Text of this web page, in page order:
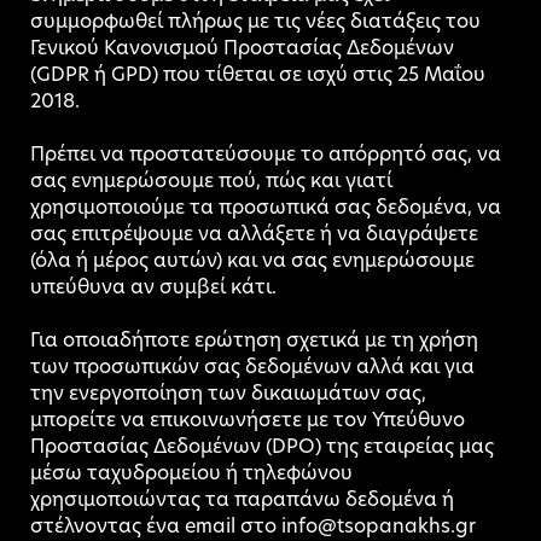
συμμορφωθεί πλήρως με τις νέες διατάξεις του
Γενικού Κανονισμού Προστασίας Δεδομένων
(GDPR ή GPD) που τίθεται σε ισχύ στις 25 Μαΐου
2018.
Πρέπει να προστατεύσουμε το απόρρητό σας, να
σας ενημερώσουμε πού, πώς και γιατί
χρησιμοποιούμε τα προσωπικά σας δεδομένα, να
σας επιτρέψουμε να αλλάξετε ή να διαγράψετε
(όλα ή μέρος αυτών) και να σας ενημερώσουμε
υπεύθυνα αν συμβεί κάτι.
Για οποιαδήποτε ερώτηση σχετικά με τη χρήση
των προσωπικών σας δεδομένων αλλά και για
την ενεργοποίηση των δικαιωμάτων σας,
μπορείτε να επικοινωνήσετε με τον Υπεύθυνο
Προστασίας Δεδομένων (DPO) της εταιρείας μας
μέσω ταχυδρομείου ή τηλεφώνου
χρησιμοποιώντας τα παραπάνω δεδομένα ή
στέλνοντας ένα email στο info@tsopanakhs.gr